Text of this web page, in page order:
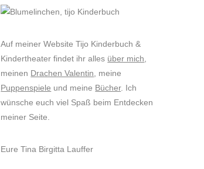
Auf meiner Website Tijo Kinderbuch &
Kindertheater findet ihr alles über mich
meinen Drachen Valentin , meine
Puppenspiele und meine Bücher. Ich
wünsche euch viel Spaß beim Entdecken
meiner Seite.
Eure Tina Birgitta Lauffer